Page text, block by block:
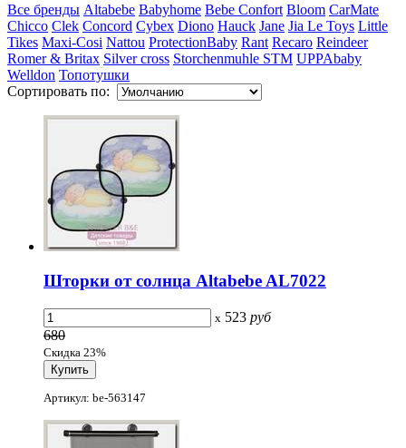
Все бренды Altabebe Babyhome Bebe Confort Bloom CarMate
Chicco Clek Concord Cybex Diono Hauck Jane Jia Le Toys Little
Tikes Maxi-Cosi Nattou ProtectionBaby Rant Recaro Reindeer
Romer & Britax Silver cross Storchenmuhle STM UPPAbaby
Welldon Топотушки
Сортировать по:
Шторки от солнца Altabebe AL7022
x 523 руб
680
Скидка 23%
Артикул: be-563147